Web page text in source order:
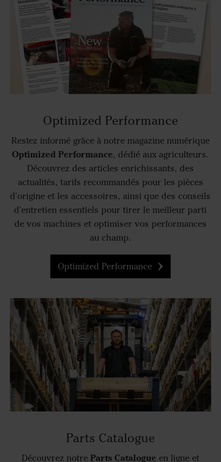
Optimized Performance
Restez informé grâce à notre magazine numérique
Optimized Performance, dédié aux agriculteurs.
Découvrez des articles enrichissants, des
actualités, tarifs recommandés pour les pièces
d'origine et les accessoires, ainsi que des conseils
d'entretien essentiels pour tirer le meilleur parti
de vos machines et optimiser vos performances
au champ.
Optimized Performance
Parts Catalogue
Découvrez notre Parts Catalogue en ligne et